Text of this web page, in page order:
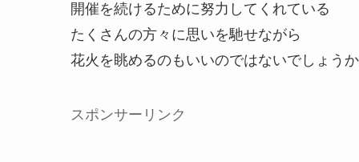
開催を続けるために努力してくれている
たくさんの方々に思いを馳せながら
花火を眺めるのもいいのではないでしょう
スポンサーリンク